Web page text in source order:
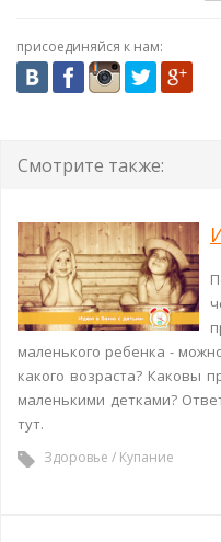
присоединяйся к нам:
Смотрите также:
маленького ребенка -
какого возраста? Каковы
маленькими детками?
тут.
Здоровье / Купание